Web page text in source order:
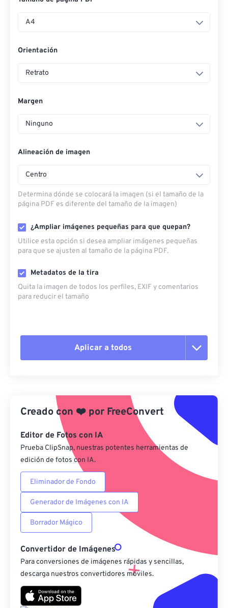
Desde URL
A4
Orientación
Retrato
Margen
Ninguno
Alineación de imagen
Centro
Determina dónde se colocará la imagen (si el tamaño de la
página PDF es diferente del tamaño de la imagen)
¿Ampliar imágenes pequeñas para que quepan?
Utilice esta opción si desea ampliar imágenes pequeñas
para que se ajusten al tamaño de la página PDF.
Metadatos de la tira
Quita la imagen de todos los perfiles, EXIF ​​y comentarios
para reducir el tamaño
Aplicar a todos
Aplicar desde el ajuste preestablecido
Guardar como preestablecido
Creado con ❤️ por FreeConvert
Editor de Fotos con IA
Prueba ClipSnap, nuestras potentes herramientas de
edición de fotos con IA.
Eliminador de Fondo
Generador de Imágenes con IA
Borrador Mágico
Convertidor de Imágenes
Para conversiones de imágenes rápidas y sencillas,
descarga nuestros convertidores móviles.